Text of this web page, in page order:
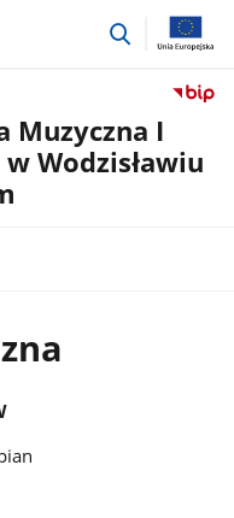
przejdź
Muzyczna I
Wodzisławiu